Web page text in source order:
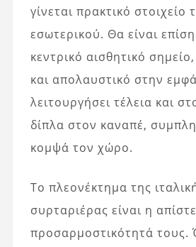
γίνεται πρακτικό στοιχείο
εσωτερικού. Θα είναι
κεντρικό αισθητικό
και απολαυστικό στην
λειτουργήσει τέλεια και
δίπλα στον καναπέ,
κομψά τον χώρο.
Το πλεονέκτημα της
συρταριέρας είναι η
προσαρμοστικότητά τους.